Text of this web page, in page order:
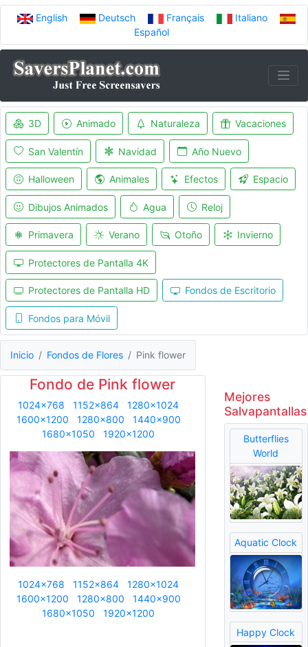
English Deutsch Français
Italiano
Español
3D Animado Naturaleza Vacaciones
San Valentín Navidad Año Nuevo
Halloween Animales Efectos Espacio
Dibujos Animados Agua Reloj
Primavera Verano Otoño Invierno
Protectores de Pantalla 4K
Protectores de Pantalla HD Fondos de Escritorio
Fondos para Móvil
Inicio Fondos de Flores Pink flower
Fondo de Pink flower
1024x768 1152x864
1280x1024
1600x1200
1280x800
1440x900
1680x1050
1920x1200
1024x768 1152x864
1280x1024
1600x1200
1280x800
1440x900
1680x1050
1920x1200
Mejores
Salvapantallas
Butterflies
World
Aquatic Clock
Happy Clock